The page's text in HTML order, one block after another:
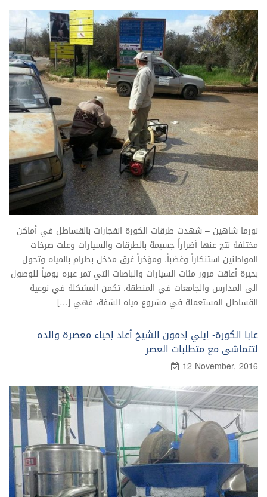
نورما شاهين – شهدت طرقات الكورة انفجارات بالقساطل في أماكن
مختلفة نتج عنها أضراراً جسيمة بالطرقات والسيارات وعلت صرخات
المواطنين استنكاراً وغضباً. ومؤخراً غرق مدخل بطرام بالمياه وتحول
بحيرة أعاقت مرور مئات السيارات والباصات التي تمر عبره يومياً للوصول
الى المدارس والجامعات في المنطقة. تكمن المشكلة في نوعية
القساطل المستعملة في مشروع مياه الشفة، فهي […]
عابا الكورة- إيلي إدمون الشيخ أعاد إحياء معصرة والده
لتتماشى مع متطلبات العصر
12 November, 2016